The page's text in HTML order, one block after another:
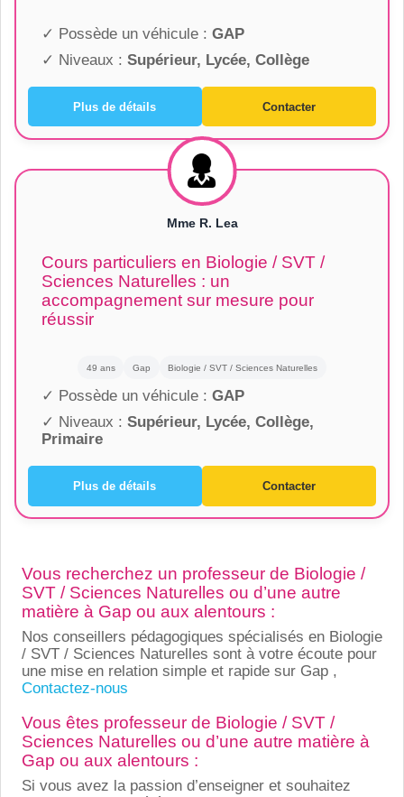
✓ Possède un véhicule : GAP
✓ Niveaux : Supérieur, Lycée, Collège
Plus de détails Contacter
Mme R. Lea
Cours particuliers en Biologie / SVT /
Sciences Naturelles : un
accompagnement sur mesure pour
réussir
49 ans Gap Biologie / SVT / Sciences Naturelles
✓ Possède un véhicule : GAP
✓ Niveaux : Supérieur, Lycée, Collège,
Primaire
Plus de détails Contacter
Vous recherchez un professeur de Biologie /
SVT / Sciences Naturelles ou d’une autre
matière à Gap ou aux alentours :
Nos conseillers pédagogiques spécialisés en Biologie
/ SVT / Sciences Naturelles sont à votre écoute pour
une mise en relation simple et rapide sur Gap ,
Contactez-nous
Vous êtes professeur de Biologie / SVT /
Sciences Naturelles ou d’une autre matière à
Gap ou aux alentours :
Si vous avez la passion d’enseigner et souhaitez